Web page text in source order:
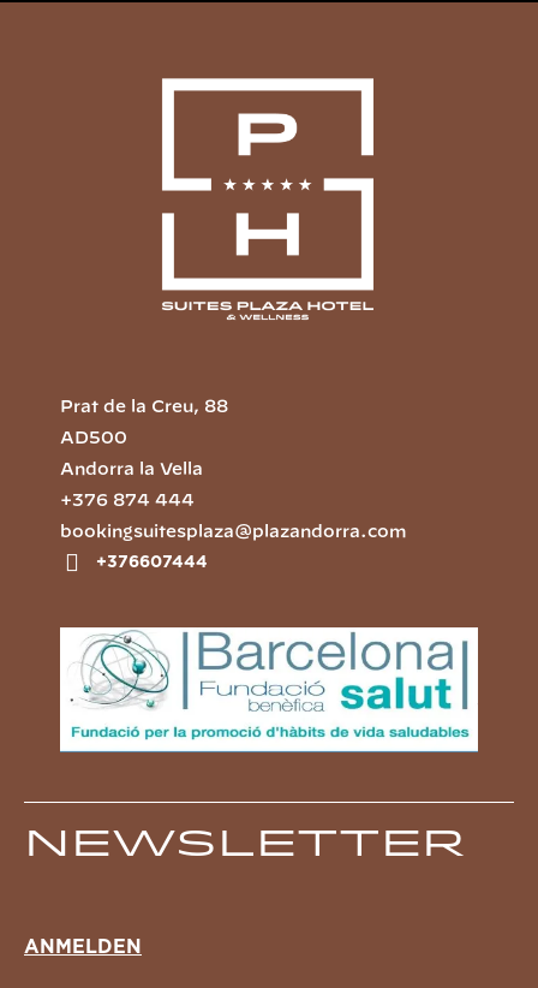
Prat de la Creu, 88
AD500
Andorra la Vella
+376 874 444
bookingsuitesplaza@plazandorra.com
+376607444
Newsletter
ANMELDEN